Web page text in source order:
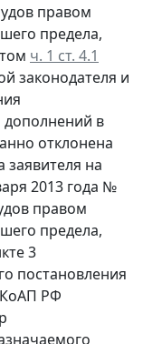
правом
предела,
ч. 1 ст. 4.1
законодателя и
в
отклонена
на
2013 года №
правом
предела,
3
постановления
КоАП РФ